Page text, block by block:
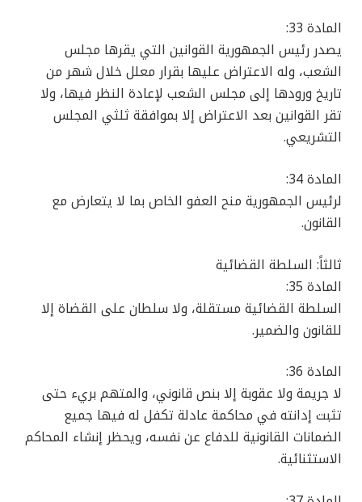
المادة 33:
يصدر رئيس الجمهورية القوانين التي يقرها مجلس
الشعب، وله الاعتراض عليها بقرار معلل خلال شهر من
تاريخ ورودها إلى مجلس الشعب لإعادة النظر فيها، ولا
تقر القوانين بعد الاعتراض إلا بموافقة ثلثي المجلس
التشريعي.
المادة 34:
لرئيس الجمهورية منح العفو الخاص بما لا يتعارض مع
القانون.
ثالثاً: السلطة القضائية
المادة 35:
السلطة القضائية مستقلة، ولا سلطان على القضاة إلا
للقانون والضمير.
المادة 36:
لا جريمة ولا عقوبة إلا بنص قانوني، والمتهم بريء حتى
تثبت إدانته في محاكمة عادلة تكفل له فيها جميع
الضمانات القانونية للدفاع عن نفسه، ويحظر إنشاء المحاكم
الاستثنائية.